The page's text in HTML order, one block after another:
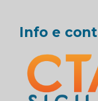
Info e